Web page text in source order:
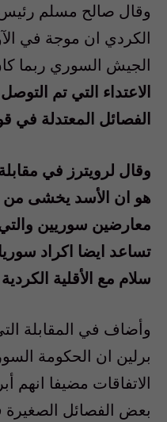
وقال صالح مسلم رئيس
الكردي ان موجة في
الجيش السوري ربما
الاعتداء التي تم
الفصائل المعتدلة في
وقال لرويترز في
هو ان الأسد يخشى من
معارضين سوريين
تساعد ايضا اكراد
سلام مع الأقلية
وأضاف في المقابلة
برلين ان الحكومة
الاتفاقات مضيفا انهم
بعض الفصائل